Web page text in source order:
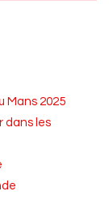
Mans 2025
dans les